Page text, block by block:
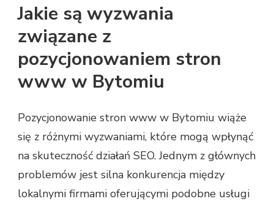
Jakie są wyzwania
związane z
pozycjonowaniem stron
www w Bytomiu
Pozycjonowanie stron www w Bytomiu wiąże
się z różnymi wyzwaniami, które mogą wpłynąć
na skuteczność działań SEO. Jednym z głównych
problemów jest silna konkurencja między
lokalnymi firmami oferującymi podobne usługi